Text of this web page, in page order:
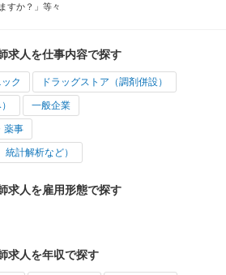
すか？」等々
求人を仕事内容で探す
ク ドラッグストア（調剤併設）
一般企業
薬事
計解析など）
求人を雇用形態で探す
求人を年収で探す